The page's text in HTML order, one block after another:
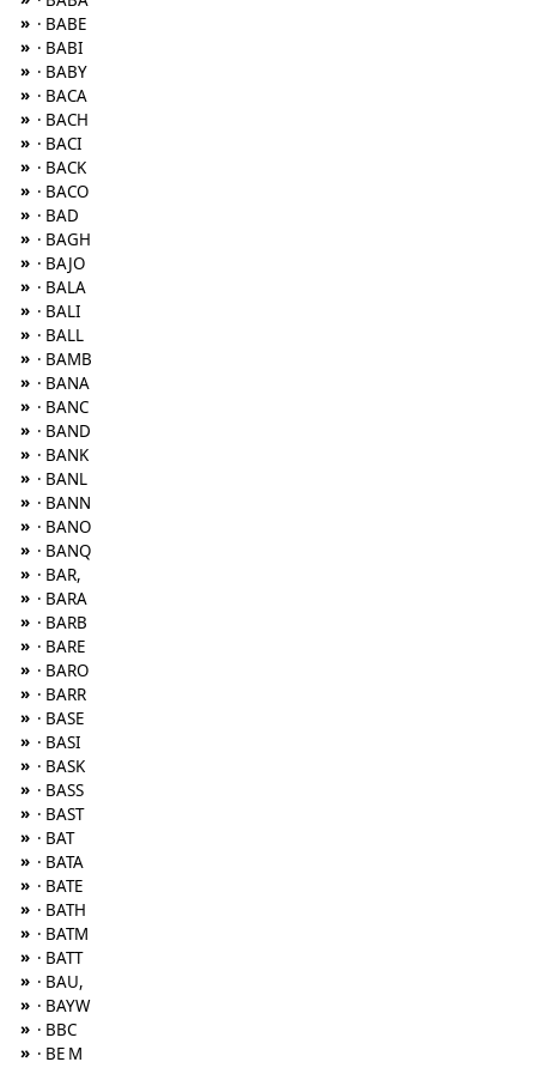
» · BABE
» · BABI
» · BABY
» · BACA
» · BACH
» · BACI
» · BACK
» · BACO
» · BAD
» · BAGH
» · BAJO
» · BALA
» · BALI
» · BALL
» · BAMB
» · BANA
» · BANC
» · BAND
» · BANK
» · BANL
» · BANN
» · BANO
» · BANQ
» · BAR,
» · BARA
» · BARB
» · BARE
» · BARO
» · BARR
» · BASE
» · BASI
» · BASK
» · BASS
» · BAST
» · BAT
» · BATA
» · BATE
» · BATH
» · BATM
» · BATT
» · BAU,
» · BAYW
» · BBC
» · BE M